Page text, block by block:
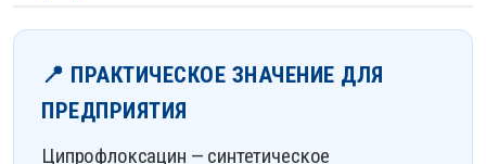
📍 ПРАКТИЧЕСКОЕ ЗНАЧЕНИЕ ДЛЯ
ПРЕДПРИЯТИЯ
Ципрофлоксацин — синтетическое